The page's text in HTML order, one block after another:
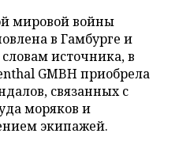
мировой войны
в Гамбурге и
источника, в
GMBH приобрела
связанных с
моряков и
экипажей.